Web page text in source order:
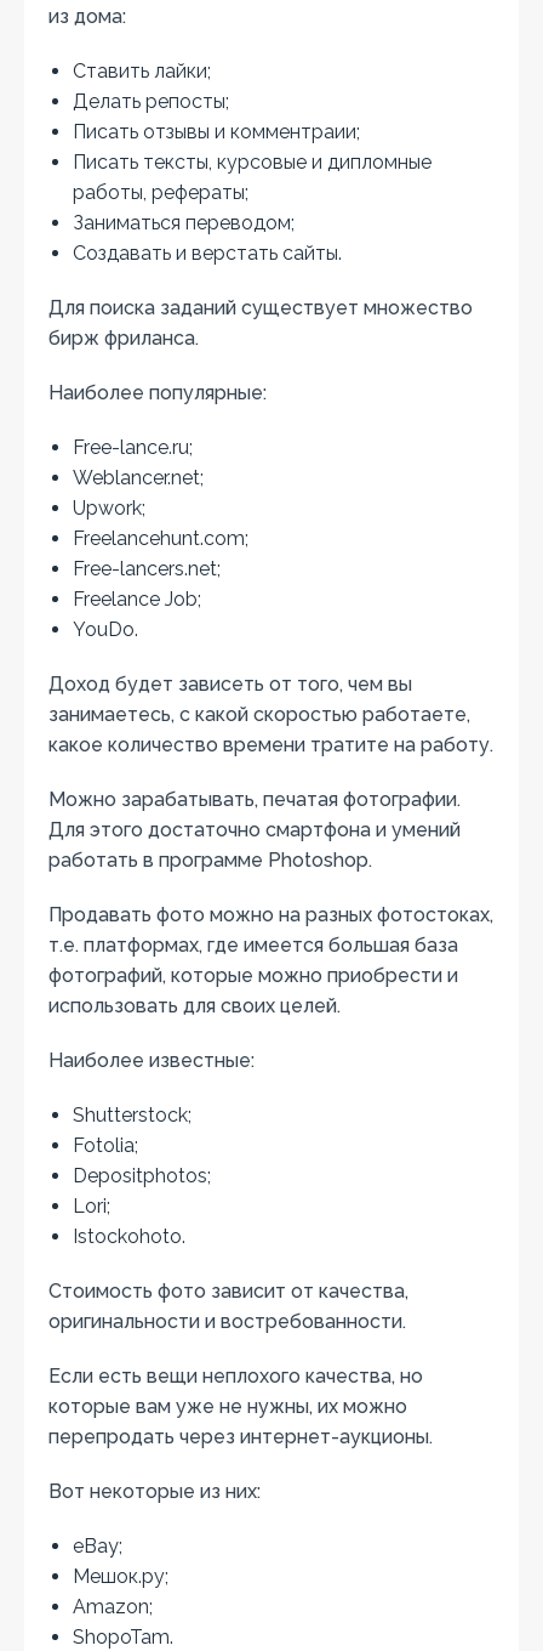
из дома:
Ставить лайки;
Делать репосты;
Писать отзывы и комментраии;
Писать тексты, курсовые и дипломные
работы, рефераты;
Заниматься переводом;
Создавать и верстать сайты.
Для поиска заданий существует множество
бирж фриланса.
Наиболее популярные:
Free-lance.ru;
Weblancer.net;
Upwork;
Freelancehunt.com;
Free-lancers.net;
Freelance Job;
YouDo.
Доход будет зависеть от того, чем вы
занимаетесь, с какой скоростью работаете,
какое количество времени тратите на работу.
Можно зарабатывать, печатая фотографии.
Для этого достаточно смартфона и умений
работать в программе Photoshop.
Продавать фото можно на разных фотостоках,
т.е. платформах, где имеется большая база
фотографий, которые можно приобрести и
использовать для своих целей.
Наиболее известные:
Shutterstock;
Fotolia;
Depositphotos;
Lori;
Istockohoto.
Стоимость фото зависит от качества,
оригинальности и востребованности.
Если есть вещи неплохого качества, но
которые вам уже не нужны, их можно
перепродать через интернет-аукционы.
Вот некоторые из них:
eBay;
Мешок.ру;
Amazon;
ShopoTam.